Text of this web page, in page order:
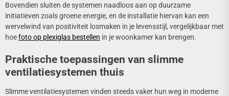
Bovendien sluiten de systemen naadloos aan op duurzame
initiatieven zoals groene energie, en de installatie hiervan kan een
wervelwind van positiviteit losmaken in je levensstijl, vergelijkbaar met
hoefoto op plexiglas bestellen in je woonkamer kan brengen.
Praktische toepassingen van slimme
ventilatiesystemen thuis
Slimme ventilatiesystemen vinden steeds vaker hun weg in moderne